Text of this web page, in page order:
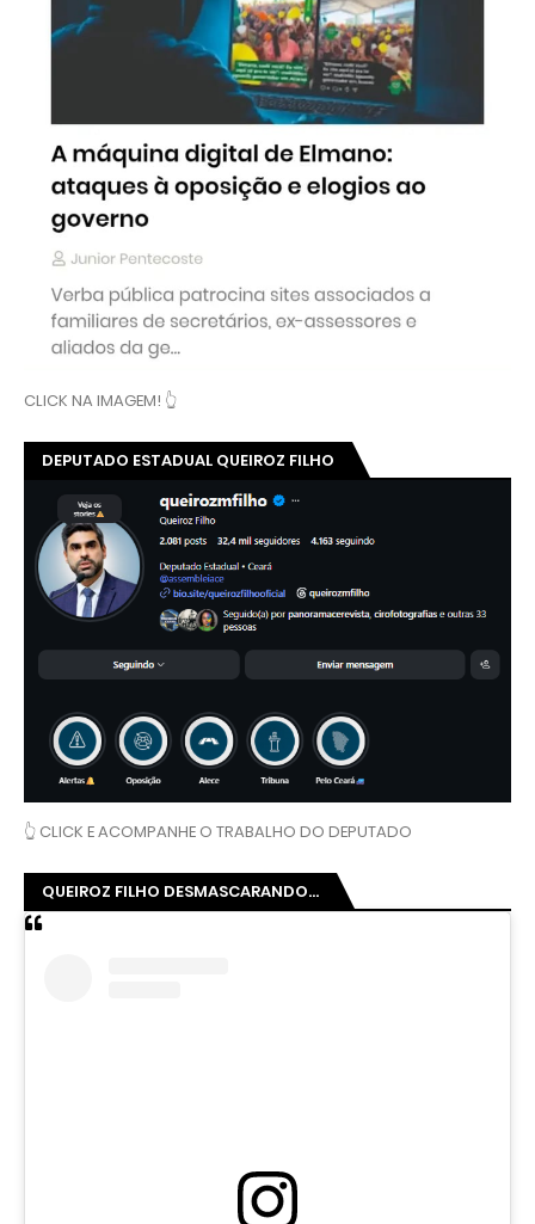
CLICK NA IMAGEM! 👆
DEPUTADO ESTADUAL QUEIROZ FILHO
👆 CLICK E ACOMPANHE O TRABALHO DO DEPUTADO
QUEIROZ FILHO DESMASCARANDO...